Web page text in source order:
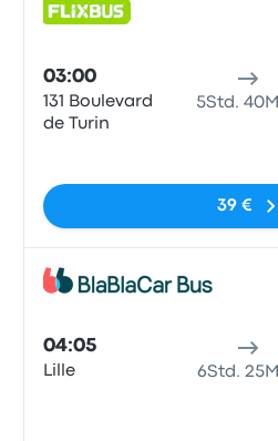
03:00
131 Boulevard
de Turin
5Std.
39 €
04:05
Lille 6Std.